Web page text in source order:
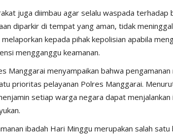
juga diimbau agar selalu waspada
diparkir di tempat yang aman, tidak
kepada pihak kepolisian apabila
mengganggu keamanan.
Manggarai menyampaikan bahwa
prioritas pelayanan Polres Manggarai.
setiap warga negara dapat
ibadah Hari Minggu merupakan salah